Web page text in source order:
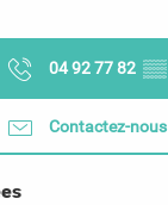
04 92 77 82 ▒▒
Contactez-nous